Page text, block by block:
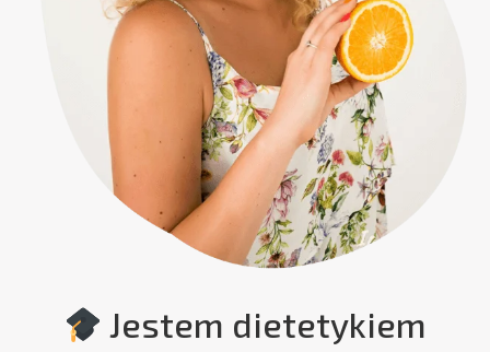
Jestem dietetykiem